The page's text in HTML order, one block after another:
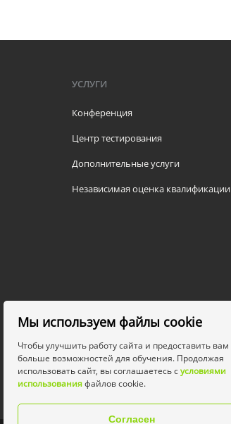
УСЛУГИ
Конференция
Центр тестирования
Дополнительные услуги
Независимая оценка квалификации
Мы используем файлы cookie
Чтобы улучшить работу сайта и предоставить вам
больше возможностей для обучения. Продолжая
использовать сайт, вы соглашаетесь сусловиями
использованияфайлов cookie.
Согласен